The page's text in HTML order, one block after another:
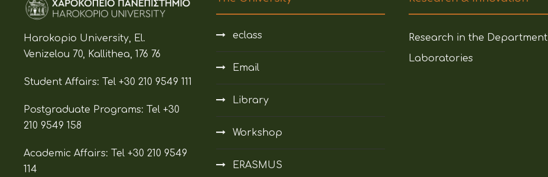
Harokopio University, El.
Venizelou 70, Kallithea, 176 76
Student Affairs: Tel +30 210 9549 111
Postgraduate Programs: Tel +30
210 9549 158
Academic Affairs: Tel +30 210 9549
114
eclass
Email
Library
Workshop
ERASMUS
Research in the Department
Laboratories